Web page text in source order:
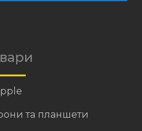
та планшети